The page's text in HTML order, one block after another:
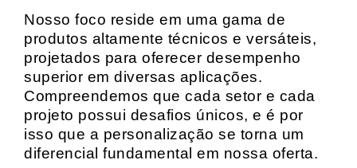
Nosso foco reside em uma gama de
produtos altamente técnicos e versáteis,
projetados para oferecer desempenho
superior em diversas aplicações.
Compreendemos que cada setor e cada
projeto possui desafios únicos, e é por
isso que a personalização se torna um
diferencial fundamental em nossa oferta.